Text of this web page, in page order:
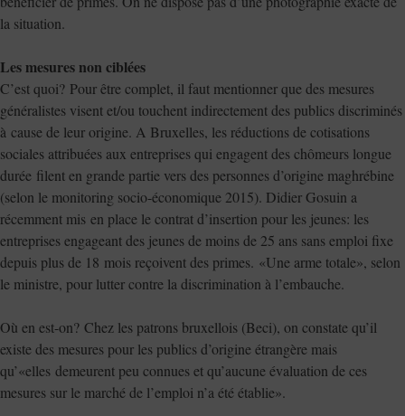
la situation.
Les mesures non ciblées
C’est quoi? Pour être complet, il faut mentionner que des mesures
généralistes visent et/ou touchent indirectement des publics discriminés
à cause de leur origine. A Bruxelles, les réductions de cotisations
sociales attribuées aux entreprises qui engagent des chômeurs longue
durée filent en grande partie vers des personnes d’origine maghrébine
(selon le monitoring socio-économique 2015). Didier Gosuin a
récemment mis en place le contrat d’insertion pour les jeunes: les
entreprises engageant des jeunes de moins de 25 ans sans emploi fixe
depuis plus de 18 mois reçoivent des primes. «Une arme totale», selon
le ministre, pour lutter contre la discrimination à l’embauche.
Où en est-on? Chez les patrons bruxellois (Beci), on constate qu’il
existe des mesures pour les publics d’origine étrangère mais
qu’«elles demeurent peu connues et qu’aucune évaluation de ces
mesures sur le marché de l’emploi n’a été établie».